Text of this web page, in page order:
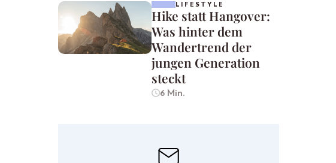
LIFESTYLE
Hike statt Hangover:
Was hinter dem
Wandertrend der
jungen Generation
steckt
6 Min.